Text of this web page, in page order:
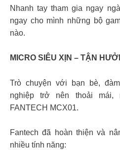
Nhanh tay tham gia ngay
ngay cho mình những bộ
nào.
MICRO SIÊU XỊN – TẬN
Trò chuyện với bạn bè,
nghiệp trở nên thoải
FANTECH MCX01.
Fantech đã hoàn thiện và
nhiều tính năng: